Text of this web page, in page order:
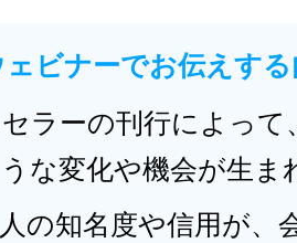
ェビナーでお伝えす
ラーの刊行によって
な変化や機会が生ま
の知名度や信用が、